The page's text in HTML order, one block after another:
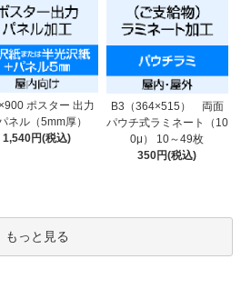
ポスター 出力
ネル（5mm厚）
1,540円(税込)
B3（364×515） 両面
パウチ式ラミネート（10
0μ） 10～49枚
350円(税込)
もっと見る